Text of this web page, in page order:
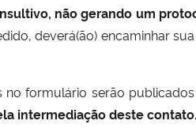
não gerando um
deverá(ão) encaminhar
formulário serão
intermediação deste contato.